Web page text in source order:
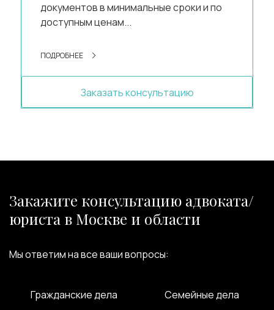
документов в минимальные сроки и по
доступным ценам...
ПОДРОБНЕЕ
Заказать консультацию
Закажите консультацию адвоката/
юриста в Москве и области
Мы ответим на все ваши вопросы:
Гражданские дела Семейные дела